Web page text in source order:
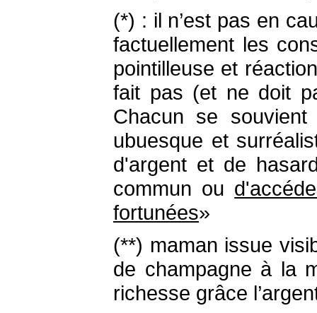
(*) : il n’est pas en
factuellement les
pointilleuse et
fait pas (et ne doit
Chacun se
ubuesque et
d'argent et de
commun ou
fortunées»
(**) maman issue
de champagne à la
richesse grâce